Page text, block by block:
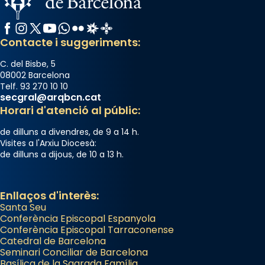
Josep Omella, ha presidit la missa i l’ha
concelebrat el bisbe auxiliar de Barcelona,
Mons. David Abadías.
Photo
View on Facebook Share
Arquebisbat de Barcelona
2 weeks ago
Memòria de les santes Juliana i
Acompanyant la història de sant Cugat, a
partir de l’Edat Mitjana sorgeix la tradició
que les santes Juliana (“relatiu a Júlia”) i
Semproniana (“relatiu a Semprònia =
eterna”) són deixebles seves. I l’any 1667, el
Facebook
Instagram
X / Twitter
YouTube
WhatsApp
FlickrRadio Estel
Catalunya Cristiana
Contacte i suggeriments:
C. del Bisbe, 5
08002 Barcelona
Telf. 93 270 10 10
secgral@arqbcn.cat
Horari d'atenció al públic:
de dilluns a divendres, de 9 a 14 h.
Visites a l'Arxiu Diocesà:
de dilluns a dijous, de 10 a 13 h.
Enllaços d'interès:
Santa Seu
Conferència Episcopal Espanyola
Conferència Episcopal Tarraconense
Catedral de Barcelona
Seminari Conciliar de Barcelona